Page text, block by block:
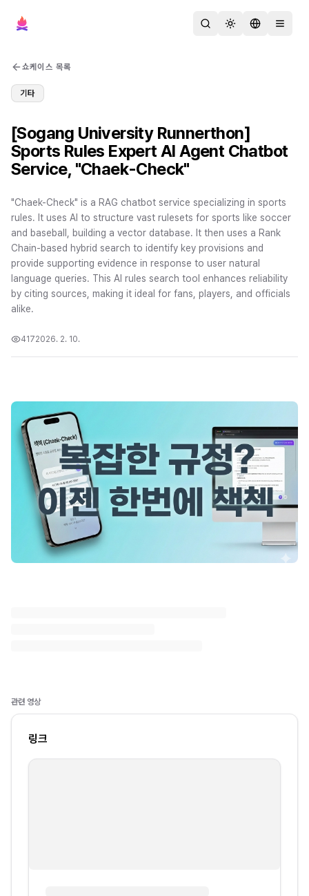
검색 테마 변경언어 변경메뉴 열
쇼케이스 목록
기타
[Sogang University Runnerthon]
Sports Rules Expert AI Agent Chatbot
Service, "Chaek-Check"
"Chaek-Check" is a RAG chatbot service specializing in sports
rules. It uses AI to structure vast rulesets for sports like soccer
and baseball, building a vector database. It then uses a Rank
Chain-based hybrid search to identify key provisions and
provide supporting evidence in response to user natural
language queries. This AI rules search tool enhances reliability
by citing sources, making it ideal for fans, players, and officials
alike.
4172026. 2. 10.
관련 영상
링크